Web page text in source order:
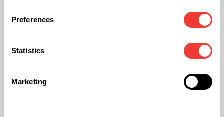
Preferences
Statistics
Marketing
Les trichomes de la Tropicanna Cookies F2 X
Y a-t-il d’autres plantes qui entourent ton